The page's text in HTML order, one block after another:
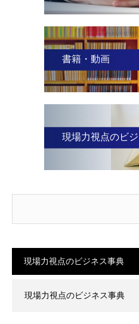
書籍・動画
現場力視点のビ
現場力視点のビジネス事典
現場力視点のビジネス事典